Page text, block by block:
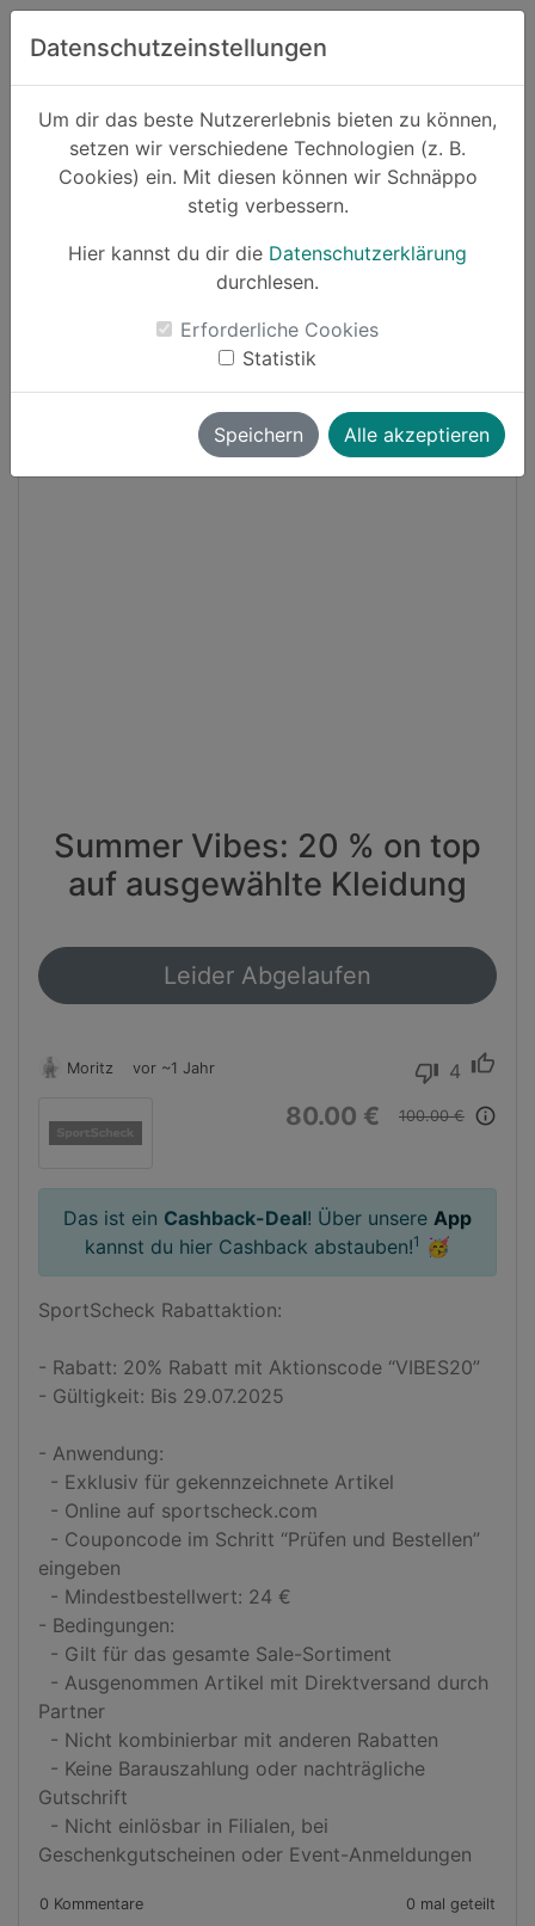
Zum Hauptinhalt springen
Datenschutzeinstellungen
Um dir das beste Nutzererlebnis bieten zu können,
setzen wir verschiedene Technologien (z. B.
Cookies) ein. Mit diesen können wir Schnäppo
stetig verbessern.
Hier kannst du dir die Datenschutzerklärung
durchlesen.
Erforderliche Cookies
Statistik
Speichern Alle akzeptieren
Suchen
Schnäppchen Sport und Freizeit
Cashback
Summer Vibes: 20 % on top
auf ausgewählte Kleidung
Leider Abgelaufen
Moritz vor ~1 Jahr thumb_down 4 thumb_up
80.00 € 100.00 € info_outline
Das ist ein Cashback-Deal! Über unsere App
kannst du hier Cashback abstauben!1 🥳
SportScheck Rabattaktion:
- Rabatt: 20% Rabatt mit Aktionscode “VIBES20”
- Gültigkeit: Bis 29.07.2025
- Anwendung:
eingeben
- Bedingungen:
Partner
Gutschrift
Geschenkgutscheinen oder Event-Anmeldungen
0 Kommentare 0 mal geteilt